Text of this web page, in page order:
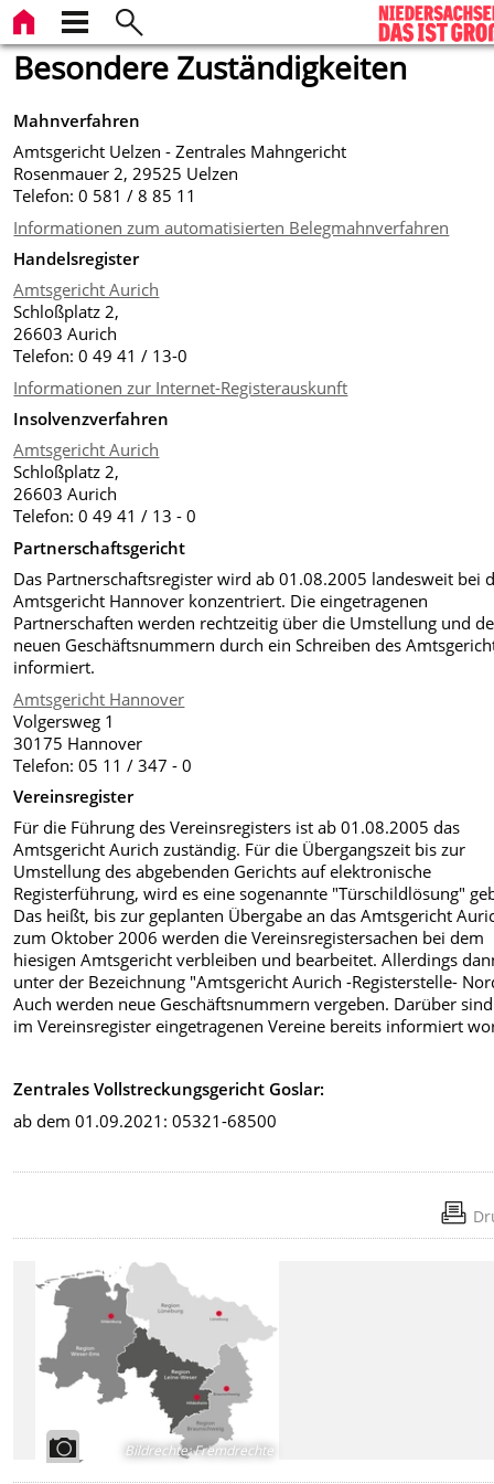
Besondere Zuständigkeiten
Mahnverfahren
Amtsgericht Uelzen - Zentrales Mahngericht
Rosenmauer 2, 29525 Uelzen
Telefon: 0 581 / 8 85 11
Informationen zum automatisierten Belegmahnverfahren
Handelsregister
Amtsgericht Aurich
Schloßplatz 2,
26603 Aurich
Telefon: 0 49 41 / 13-0
Informationen zur Internet-Registerauskunft
Insolvenzverfahren
Amtsgericht Aurich
Schloßplatz 2,
26603 Aurich
Telefon: 0 49 41 / 13 - 0
Partnerschaftsgericht
Das Partnerschaftsregister wird ab 01.08.2005 landesweit bei
Amtsgericht Hannover konzentriert. Die eingetragenen
Partnerschaften werden rechtzeitig über die Umstellung und
neuen Geschäftsnummern durch ein Schreiben des
informiert.
Amtsgericht Hannover
Volgersweg 1
30175 Hannover
Telefon: 05 11 / 347 - 0
Vereinsregister
Für die Führung des Vereinsregisters ist ab 01.08.2005 das
Amtsgericht Aurich zuständig. Für die Übergangszeit bis zur
Umstellung des abgebenden Gerichts auf elektronische
Registerführung, wird es eine sogenannte "Türschildlösung"
Das heißt, bis zur geplanten Übergabe an das Amtsgericht
zum Oktober 2006 werden die Vereinsregistersachen bei dem
hiesigen Amtsgericht verbleiben und bearbeitet. Allerdings
unter der Bezeichnung "Amtsgericht Aurich -Registerstelle-
Auch werden neue Geschäftsnummern vergeben. Darüber
im Vereinsregister eingetragenen Vereine bereits informiert
Zentrales Vollstreckungsgericht Goslar:
ab dem 01.09.2021: 05321-68500
Bildrechte:Fremdrechte